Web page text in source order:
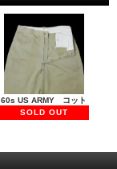
60s US ARMY コット
SOLD OUT